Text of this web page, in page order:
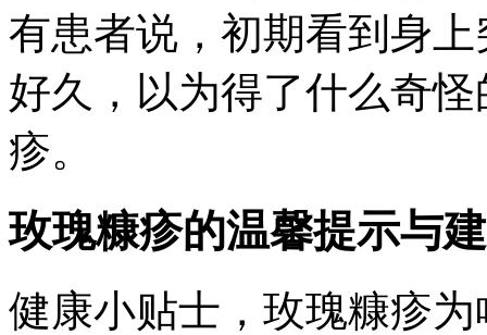
有患者说，初期看到身
好久，以为得了什么奇
疹。
玫瑰糠疹的温馨提示与
健康小贴士， 玫瑰糠疹